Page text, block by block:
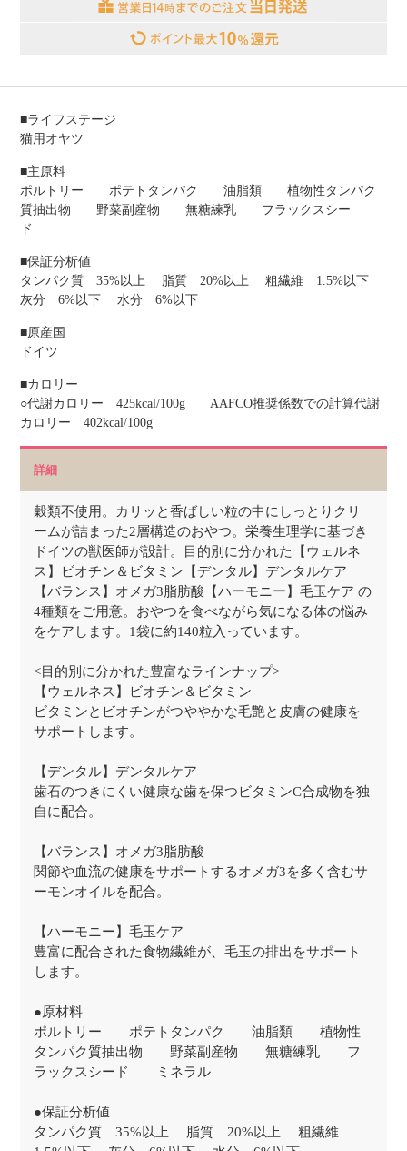
■ライフステージ
猫用オヤツ
■主原料
ポルトリー ポテトタンパク 油脂類 植物性タンパク
質抽出物 野菜副産物 無糖練乳 フラックスシー
ド
■保証分析値
タンパク質 35%以上 脂質 20%以上 粗繊維 1.5%以下
灰分 6%以下 水分 6%以下
■原産国
ドイツ
■カロリー
○代謝カロリー 425kcal/100g AAFCO推奨係数での計算代謝
カロリー 402kcal/100g
詳細
穀類不使用。カリッと香ばしい粒の中にしっとりクリ
ームが詰まった2層構造のおやつ。栄養生理学に基づき
ドイツの獣医師が設計。目的別に分かれた【ウェルネ
ス】ビオチン＆ビタミン【デンタル】デンタルケア
【バランス】オメガ3脂肪酸【ハーモニー】毛玉ケア の
4種類をご用意。おやつを食べながら気になる体の悩み
をケアします。1袋に約140粒入っています。
<目的別に分かれた豊富なラインナップ>
【ウェルネス】ビオチン＆ビタミン
ビタミンとビオチンがつややかな毛艶と皮膚の健康を
サポートします。
【デンタル】デンタルケア
歯石のつきにくい健康な歯を保つビタミンC合成物を独
自に配合。
【バランス】オメガ3脂肪酸
関節や血流の健康をサポートするオメガ3を多く含むサ
ーモンオイルを配合。
【ハーモニー】毛玉ケア
豊富に配合された食物繊維が、毛玉の排出をサポート
します。
●原材料
ポルトリー ポテトタンパク 油脂類 植物性
タンパク質抽出物 野菜副産物 無糖練乳 フ
ラックスシード ミネラル
●保証分析値
タンパク質 35%以上 脂質 20%以上 粗繊維